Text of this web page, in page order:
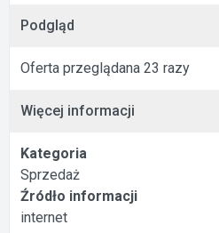
Podgląd
Oferta przeglądana 23 razy
Więcej informacji
Kategoria
Sprzedaż
Źródło informacji
internet